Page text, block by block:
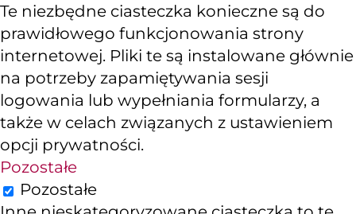
Te niezbędne ciasteczka konieczne są do
prawidłowego funkcjonowania strony
internetowej. Pliki te są instalowane głównie
na potrzeby zapamiętywania sesji
logowania lub wypełniania formularzy, a
także w celach związanych z ustawieniem
opcji prywatności.
Pozostałe
Pozostałe